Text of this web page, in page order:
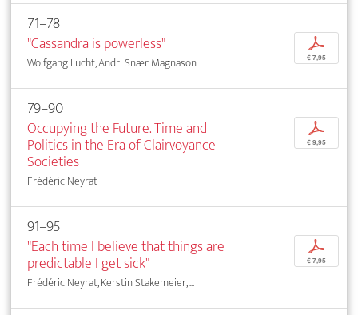
71–78
"Cassandra is powerless"
Wolfgang Lucht, Andri Snær Magnason
p
€ 7,95
79–90
Occupying the Future. Time and
Politics in the Era of Clairvoyance
Societies
Frédéric Neyrat
p
€ 9,95
91–95
"Each time I believe that things are
predictable I get sick"
Frédéric Neyrat, Kerstin Stakemeier, ...
p
€ 7,95